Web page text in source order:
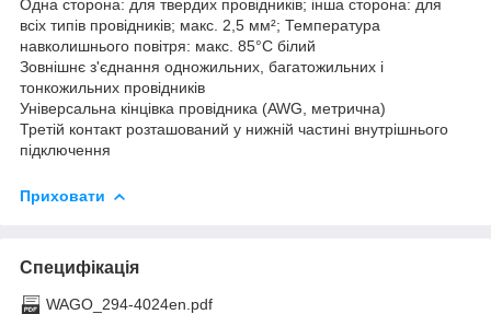
Одна сторона: для твердих провідників; інша сторона: для
всіх типів провідників; макс. 2,5 мм²; Температура
навколишнього повітря: макс. 85°C білий
Зовнішнє з'єднання одножильних, багатожильних і
тонкожильних провідників
Універсальна кінцівка провідника (AWG, метрична)
Третій контакт розташований у нижній частині внутрішнього
підключення
Приховати
Специфікація
WAGO_294-4024en.pdf